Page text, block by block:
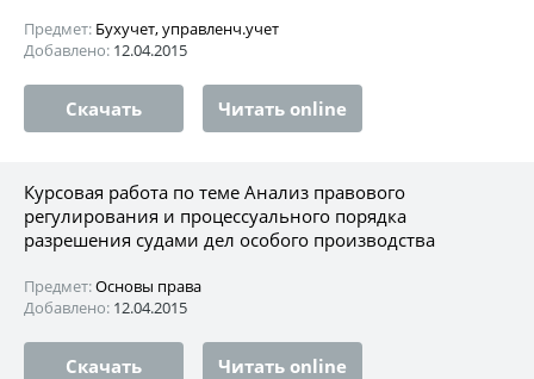
Предмет: Бухучет, управленч.учет
Добавлено: 12.04.2015
Скачать Читать online
Курсовая работа по теме Анализ правового
регулирования и процессуального порядка
разрешения судами дел особого производства
Предмет:Основы права
Добавлено: 12.04.2015
Скачать Читать online